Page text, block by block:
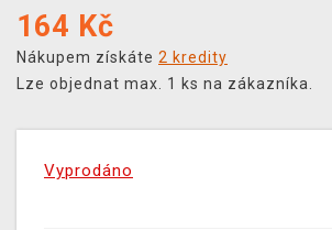
164 Kč
Nákupem získáte 2 kredity
Lze objednat max. 1 ks na zákazníka.
Vyprodáno